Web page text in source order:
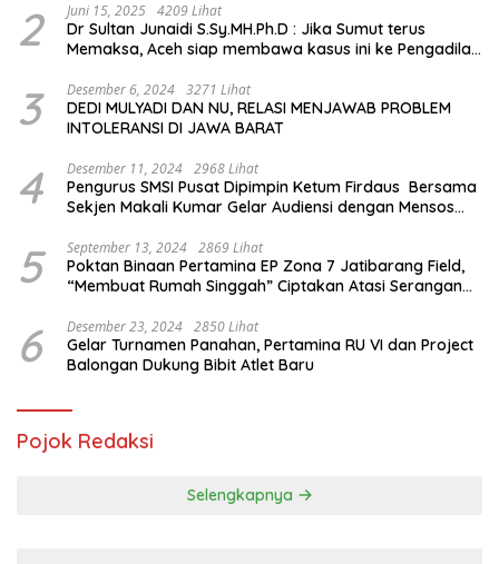
2 Juni 15, 2025 4209 Lihat
Dr Sultan Junaidi S.Sy.MH.Ph.D : Jika Sumut terus
Memaksa, Aceh siap membawa kasus ini ke Pengadilan
3 Desember 6, 2024 3271 Lihat
DEDI MULYADI DAN NU, RELASI MENJAWAB PROBLEM
INTOLERANSI DI JAWA BARAT
4 Desember 11, 2024 2968 Lihat
Pengurus SMSI Pusat Dipimpin Ketum Firdaus Bersama
Sekjen Makali Kumar Gelar Audiensi dengan Mensos
5 September 13, 2024 2869 Lihat
Poktan Binaan Pertamina EP Zona 7 Jatibarang Field,
“Membuat Rumah Singgah” Ciptakan Atasi Serangan
6 Desember 23, 2024 2850 Lihat
Gelar Turnamen Panahan, Pertamina RU VI dan Project
Balongan Dukung Bibit Atlet Baru
Pojok Redaksi
Selengkapnya